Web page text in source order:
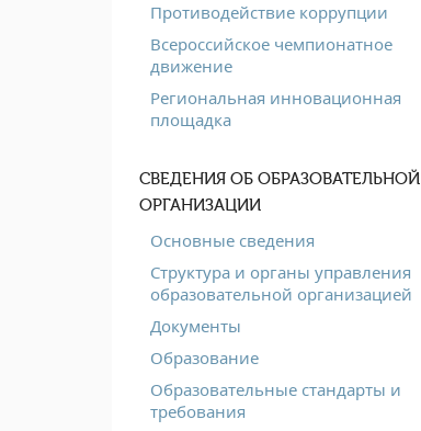
Противодействие коррупции
Всероссийское чемпионатное
движение
Региональная инновационная
площадка
СВЕДЕНИЯ ОБ ОБРАЗОВАТЕЛЬНОЙ
ОРГАНИЗАЦИИ
Основные сведения
Структура и органы управления
образовательной организацией
Документы
Образование
Образовательные стандарты и
требования